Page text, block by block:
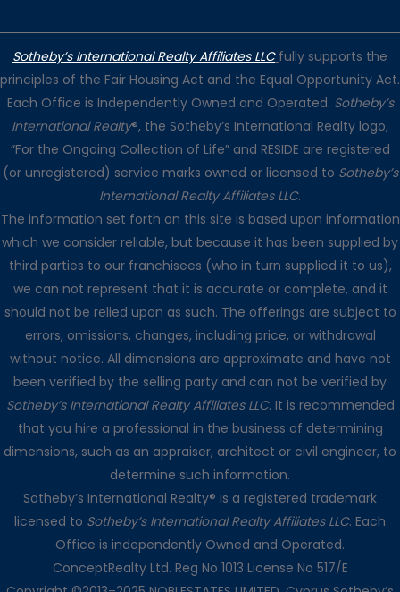
Sotheby’s International Realty Affiliates LLC fully supports the
principles of the Fair Housing Act and the Equal Opportunity Act.
Each Office is Independently Owned and Operated. Sotheby’s
International Realty®, the Sotheby’s International Realty logo,
“For the Ongoing Collection of Life” and RESIDE are registered
(or unregistered) service marks owned or licensed to Sotheby’s
International Realty Affiliates LLC.
The information set forth on this site is based upon information
which we consider reliable, but because it has been supplied by
third parties to our franchisees (who in turn supplied it to us),
we can not represent that it is accurate or complete, and it
should not be relied upon as such. The offerings are subject to
errors, omissions, changes, including price, or withdrawal
without notice. All dimensions are approximate and have not
been verified by the selling party and can not be verified by
Sotheby’s International Realty Affiliates LLC. It is recommended
that you hire a professional in the business of determining
dimensions, such as an appraiser, architect or civil engineer, to
determine such information.
Sotheby’s International Realty® is a registered trademark
licensed to Sotheby’s International Realty Affiliates LLC. Each
Office is independently Owned and Operated.
ConceptRealty Ltd. Reg No 1013 License No 517/E